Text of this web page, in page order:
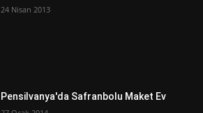
24 Nisan 2013
Pensilvanya'da Safranbolu Maket Ev